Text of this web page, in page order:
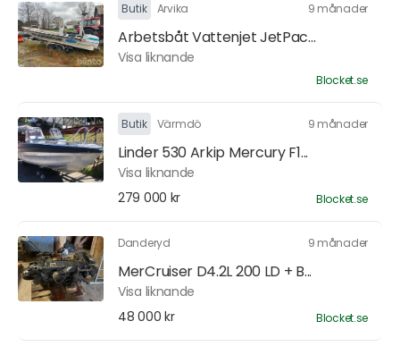
Butik Arvika 9 månader
Arbetsbåt Vattenjet JetPac...
Visa liknande
Blocket.se
Butik Värmdö 9 månader
Linder 530 Arkip Mercury F1...
Visa liknande
279 000 kr
Blocket.se
Danderyd 9 månader
MerCruiser D4.2L 200 LD + B...
Visa liknande
48 000 kr
Blocket.se